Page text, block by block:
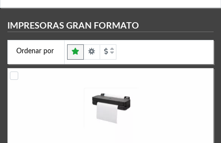
IMPRESORAS GRAN FORMATO
Ordenar por